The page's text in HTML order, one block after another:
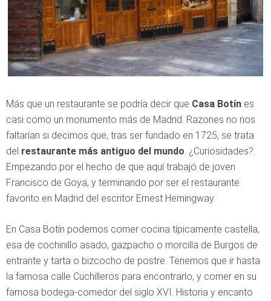
Más que un restaurante se podría decir que Casa Botín es
casi como un monumento más de Madrid. Razones no nos
faltarían si decimos que, tras ser fundado en 1725, se trata
del restaurante más antiguo del mundo . ¿Curiosidades?.
Empezando por el hecho de que aquí trabajó de joven
Francisco de Goya, y terminando por ser el restaurante
favorito en Madrid del escritor Ernest Hemingway.
En Casa Botín podemos comer cocina típicamente castella,
esa de cochinillo asado, gazpacho o morcilla de Burgos de
entrante y tarta o bizcocho de postre. Tenemos que ir hasta
la famosa calle Cuchilleros para encontrarlo, y comer en su
famosa bodega-comedor del siglo XVI. Historia y encanto